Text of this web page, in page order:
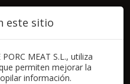
este sitio
MEAT S.L., utiliza
permiten mejorar la
información.